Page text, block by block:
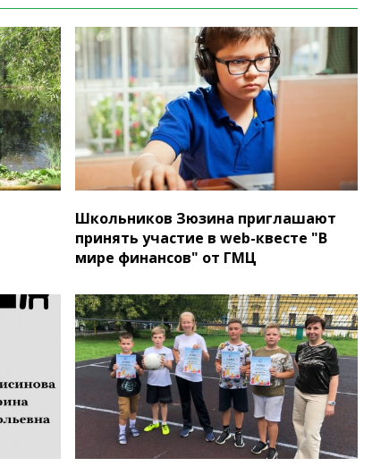
Школьников Зюзина приглашают
принять участие в web-квесте "В
мире финансов" от ГМЦ